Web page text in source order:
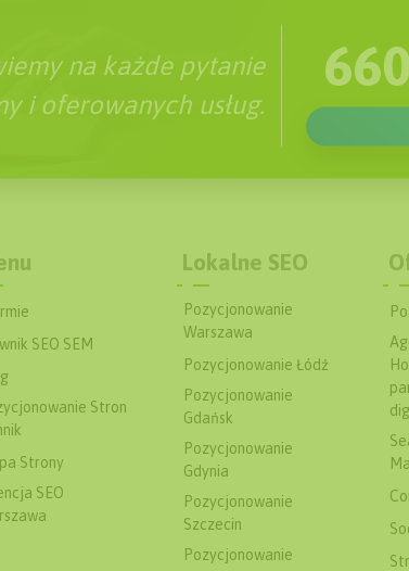
na każde pytanie
i oferowanych usług.
SEO SEM
Stron
Strony
SEO
Lokalne SEO
Pozycjonowanie
Warszawa
Pozycjonowanie Łódź
Pozycjonowanie
Gdańsk
Pozycjonowanie
Gdynia
Pozycjonowanie
Szczecin
Pozycjonowanie